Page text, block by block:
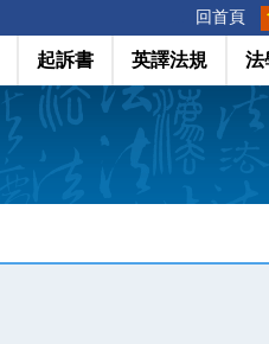
回首頁
起訴書 英譯法規 法